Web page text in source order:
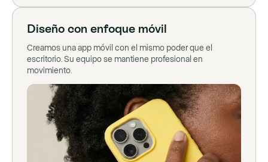
Diseño con enfoque móvil
Creamos una app móvil con el mismo poder que el
escritorio. Su equipo se mantiene profesional en
movimiento.